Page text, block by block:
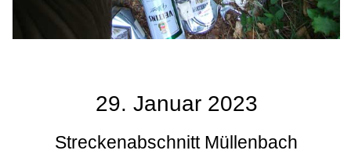
29. Januar 2023
Streckenabschnitt Müllenbach